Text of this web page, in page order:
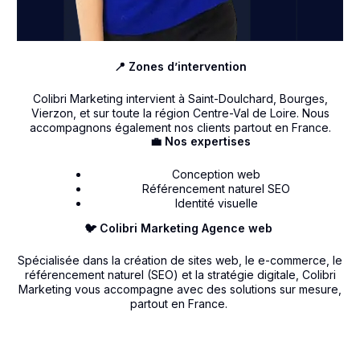
🐦 Colibri Marketing Agence web
Spécialisée dans la création de sites web, le e-commerce, le
référencement naturel (SEO) et la stratégie digitale, Colibri
Marketing vous accompagne avec des solutions sur mesure,
partout en France.
💼 Nos expertises
Conception web
Référencement naturel SEO
Identité visuelle
📍 Zones d’intervention
Colibri Marketing intervient à Saint-Doulchard, Bourges,
Vierzon, et sur toute la région Centre-Val de Loire. Nous
accompagnons également nos clients partout en France.